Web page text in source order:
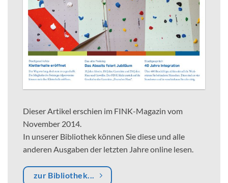
Dieser Artikel erschien im FINK-Magazin vom
November 2014.
In unserer Bibliothek können Sie diese und alle
anderen Ausgaben der letzten Jahre online lesen.
zur Bibliothek...